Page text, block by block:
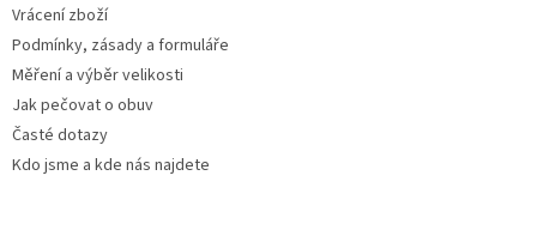
Vrácení zboží
Podmínky, zásady a formuláře
Měření a výběr velikosti
Jak pečovat o obuv
Časté dotazy
Kdo jsme a kde nás najdete